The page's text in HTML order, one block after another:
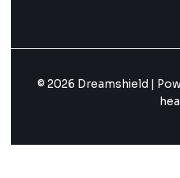
© 2026 Dreamshield |